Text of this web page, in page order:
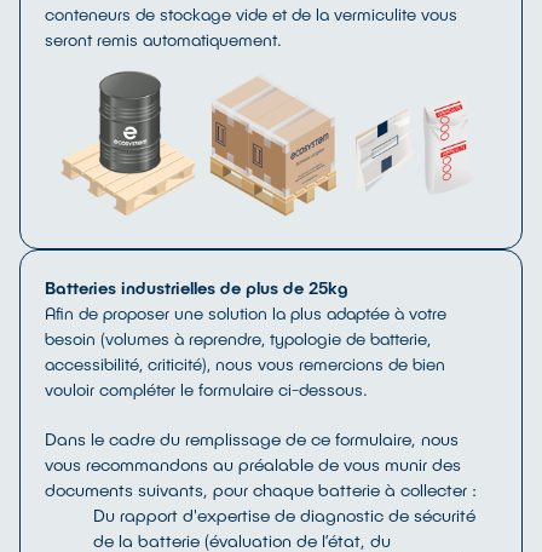
conteneurs de stockage vide et de la vermiculite vous
seront remis automatiquement.
Batteries industrielles de plus de 25kg
Afin de proposer une solution la plus adaptée à votre
besoin (volumes à reprendre, typologie de batterie,
accessibilité, criticité), nous vous remercions de bien
vouloir compléter le formulaire ci-dessous.
Dans le cadre du remplissage de ce formulaire, nous
vous recommandons au préalable de vous munir des
documents suivants, pour chaque batterie à collecter :
Du rapport d'expertise de diagnostic de sécurité
de la batterie (évaluation de l’état, du